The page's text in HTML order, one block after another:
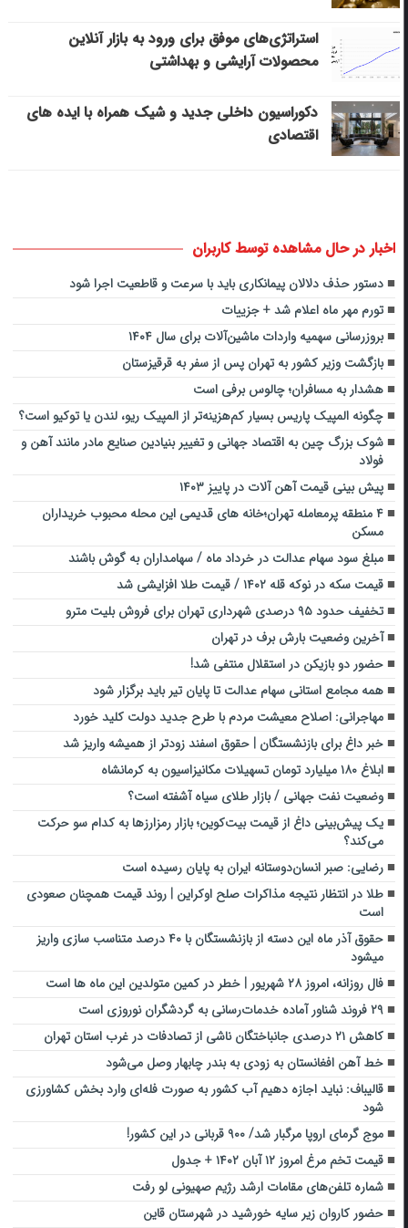
استراتژی‌های موفق برای ورود به بازار آنلاین
محصولات آرایشی و بهداشتی
دکوراسیون داخلی جدید و شیک همراه با ایده های
اقتصادی
اخبار در حال مشاهده توسط کاربران
دستور حذف دلالان پیمانکاری باید با سرعت و قاطعیت اجرا شود
تورم مهر ماه اعلام شد + جزییات
بروزرسانی سهمیه واردات ماشین‌آلات برای سال ۱۴۰۴
بازگشت وزیر کشور به تهران پس از سفر به قرقیزستان
هشدار به مسافران؛ چالوس برفی است
چگونه المپیک پاریس بسیار کم‌هزینه‌تر از المپیک ریو، لندن یا توکیو است؟
شوک بزرگ چین به اقتصاد جهانی و تغییر بنیادین صنایع مادر مانند آهن و
فولاد
پیش بینی قیمت آهن آلات در پاییز ۱۴۰۳
۴ منطقه پرمعامله تهران؛خانه های قدیمی این محله محبوب خریداران
مسکن
مبلغ سود سهام عدالت در خرداد ماه / سهامداران به گوش باشند
قیمت سکه در نوکه قله ۱۴۰۲ / قیمت طلا افزایشی شد
تخفیف حدود ۹۵ درصدی شهرداری تهران برای فروش بلیت مترو
آخرین وضعیت بارش برف در تهران
حضور دو بازیکن در استقلال منتفی شد!
همه مجامع استانی سهام عدالت تا پایان تیر باید برگزار شود
مهاجرانی: اصلاح معیشت مردم با طرح جدید دولت کلید خورد
خبر داغ برای بازنشستگان | حقوق اسفند زودتر از همیشه واریز شد
ابلاغ ۱۸۰ میلیارد تومان تسهیلات مکانیزاسیون به کرمانشاه
وضعیت نفت جهانی / بازار طلای سیاه آشفته است؟
یک پیش‌بینی داغ از قیمت بیت‌کوین؛ بازار رمزارزها به کدام سو حرکت
می‌کند؟
رضایی: صبر انسان‌دوستانه ایران به پایان رسیده است
طلا در انتظار نتیجه مذاکرات صلح اوکراین | روند قیمت همچنان صعودی
است
حقوق آذر ماه این دسته از بازنشستگان با ۴۰ درصد متناسب سازی واریز
میشود
فال روزانه، امروز ۲۸ شهریور | خطر در کمین متولدین این ماه ها است
۲۹ فروند شناور آماده خدمات‌رسانی به گردشگران نوروزی است
کاهش ۲۱ درصدی جانباختگان ناشی از تصادفات در غرب استان تهران
خط آهن افغانستان به زودی به بندر چابهار وصل می‌شود
قالیباف: نباید اجازه دهیم آب کشور به صورت فله‌ای وارد بخش کشاورزی
شود
موج گرمای اروپا مرگبار شد/ ۹۰۰ قربانی در این کشور!
قیمت تخم مرغ امروز ۱۲ آبان ۱۴۰۲ + جدول
شماره تلفن‌های مقامات ارشد رژیم صهیونی لو رفت
حضور کاروان زیر سایه خورشید در شهرستان قاین